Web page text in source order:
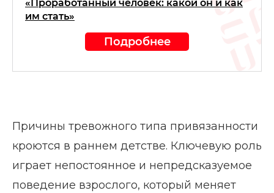
«Проработанный человек: какой он и как
им стать»
Подробнее
Причины тревожного типа привязанности
кроются в раннем детстве. Ключевую роль
играет непостоянное и непредсказуемое
поведение взрослого, который меняет